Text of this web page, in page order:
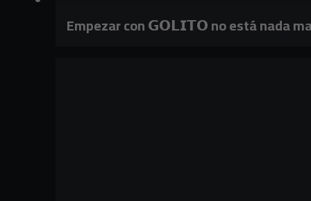
Empezar con 𝗚𝗢𝗟𝗜𝗧𝗢 no está nada